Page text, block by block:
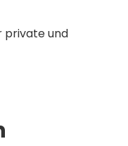
private und